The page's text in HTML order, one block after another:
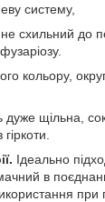
систему,
схильний до
кольору,
дуже щільна,
Ідеально
в
при